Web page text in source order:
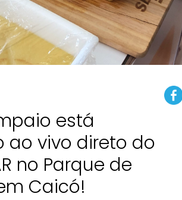
está
ao vivo direto do
no Parque de
Caicó!